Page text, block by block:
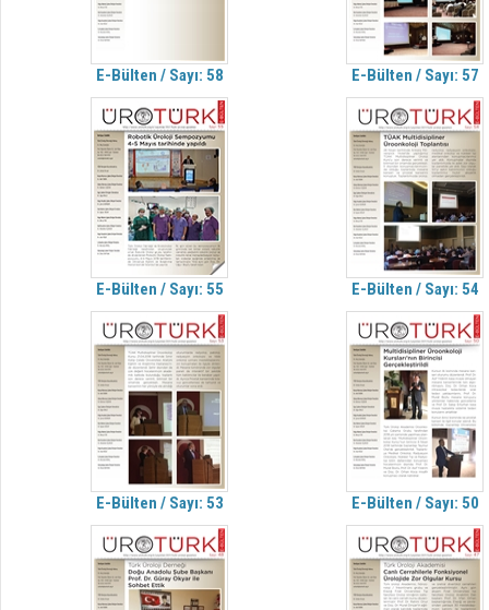
E-Bülten / Sayı: 58 E-Bülten / Sayı: 57
E-Bülten / Sayı: 55 E-Bülten / Sayı: 54
E-Bülten / Sayı: 53 E-Bülten / Sayı: 50